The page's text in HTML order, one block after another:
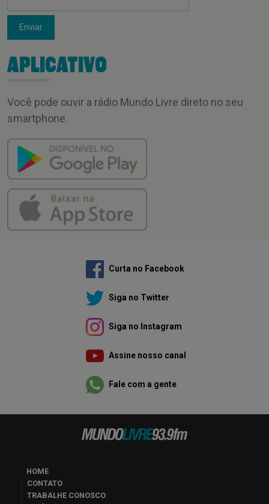
Enviar
APLICATIVO
Você pode ouvir a rádio Mundo Livre direto no seu
smartphone.
Curta no Facebook
Siga no Twitter
Siga no Instagram
Assine nosso canal
Fale com a gente
HOME
CONTATO
TRABALHE CONOSCO